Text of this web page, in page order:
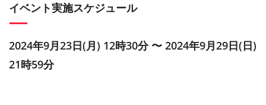
イベント実施スケジュール
2024年9月23日(月) 12時30分 〜 2024年9月29日(日)
21時59分